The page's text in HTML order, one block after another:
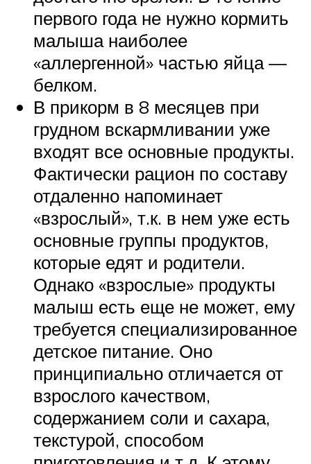
первого года не нужно кормить
малыша наиболее
«аллергенной» частью яйца —
белком.
В прикорм в 8 месяцев при
грудном вскармливании уже
входят все основные продукты.
Фактически рацион по составу
отдаленно напоминает
«взрослый», т.к. в нем уже есть
основные группы продуктов,
которые едят и родители.
Однако «взрослые» продукты
малыш есть еще не может, ему
требуется специализированное
детское питание. Оно
принципиально отличается от
взрослого качеством,
содержанием соли и сахара,
текстурой, способом